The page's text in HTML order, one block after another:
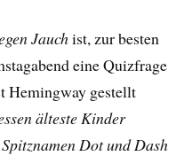
Jauchist, zur besten
eine Quizfrage
Hemingway gestellt
älteste Kinder
Dot und Dash